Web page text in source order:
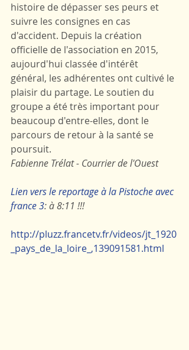
histoire de dépasser ses peurs et
suivre les consignes en cas
d'accident. Depuis la création
officielle de l'association en 2015,
aujourd'hui classée d'intérêt
général, les adhérentes ont cultivé le
plaisir du partage. Le soutien du
groupe a été très important pour
beaucoup d'entre-elles, dont le
parcours de retour à la santé se
poursuit.
Fabienne Trélat - Courrier de l'Ouest
Lien vers le reportage à la Pistoche avec
france 3: à 8:11 !!!
http://pluzz.francetv.fr/videos/jt_1920
_pays_de_la_loire_,139091581.html